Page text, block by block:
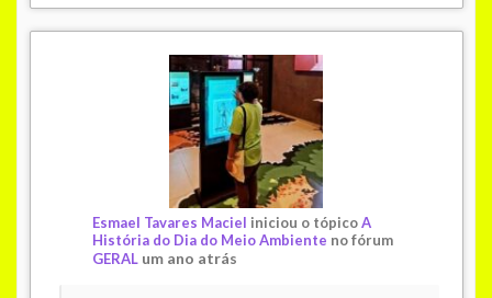
Esmael Tavares Maciel iniciou o tópicoA
História do Dia do Meio Ambiente no fórum
GERAL um ano atrás